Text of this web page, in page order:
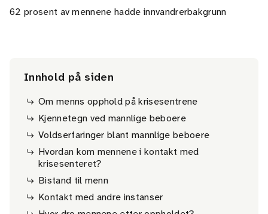
62 prosent av mennene hadde innvandrerbakgrunn
Innhold på siden
Om menns opphold på krisesentrene
Kjennetegn ved mannlige beboere
Voldserfaringer blant mannlige beboere
Hvordan kom mennene i kontakt med
krisesenteret?
Bistand til menn
Kontakt med andre instanser